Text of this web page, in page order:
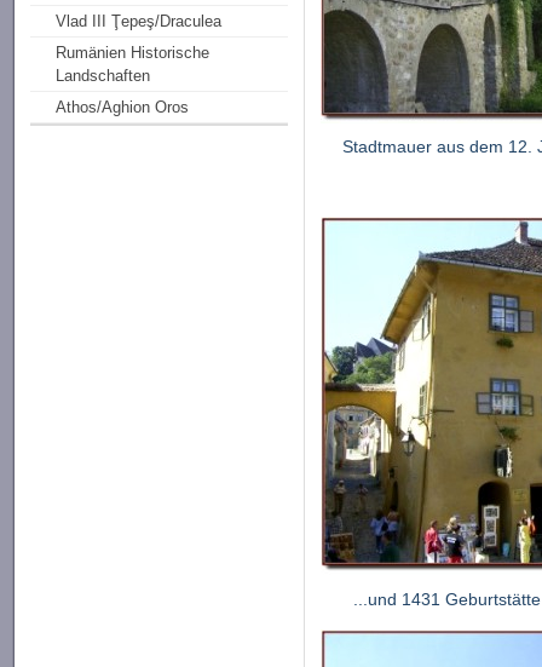
Vlad III Ţepeş/Draculea
Rumänien Historische
Landschaften
Athos/Aghion Oros
Stadtmauer aus dem 12.
...und 1431